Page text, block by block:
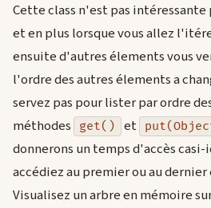
Cette class n'est pas
et en plus lorsque vous allez
ensuite d'autres élements vous
l'ordre des autres élements a
servez pas pour lister par ordre
méthodes
get() et
donnerons un temps d'accès
accédiez au premier ou au
Visualisez un arbre en mémoire